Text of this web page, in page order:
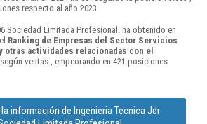
respecto al año 2023.
Sociedad Limitada Profesional. ha obtenido en
Ranking de Empresas del Sector Servicios
otras actividades relacionadas con el
según ventas , empeorando en 421 posiciones
información de Ingenieria Tecnica Jdr